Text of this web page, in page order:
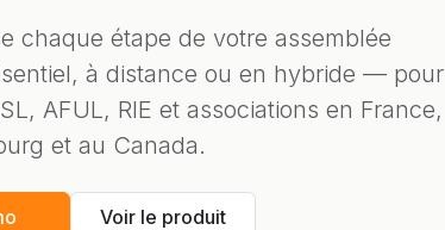
chaque étape de votre assemblée
à distance ou en hybride — pour
AFUL, RIE et associations en France,
et au Canada.
Voir le produit